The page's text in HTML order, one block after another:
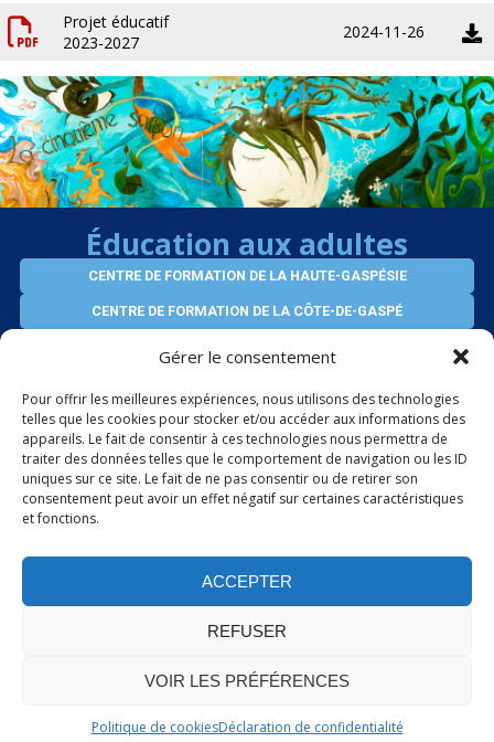
Gérer le consentement
Pour offrir les meilleures expériences, nous utilisons des technologies
telles que les cookies pour stocker et/ou accéder aux informations des
appareils. Le fait de consentir à ces technologies nous permettra de
traiter des données telles que le comportement de navigation ou les ID
uniques sur ce site. Le fait de ne pas consentir ou de retirer son
consentement peut avoir un effet négatif sur certaines caractéristiques
et fonctions.
ACCEPTER
REFUSER
VOIR LES PRÉFÉRENCES
Politique de cookiesDéclaration de confidentialité
Projet éducatif
2023-2027
2024-11-26
Éducation aux adultes
CENTRE DE FORMATION DE LA HAUTE-GASPÉSIE
CENTRE DE FORMATION DE LA CÔTE-DE-GASPÉ
SERVICES AUX ENTREPRISES
ÉLÈVES INTERNATIONAUX
© Gouvernement du Québec - 2026.